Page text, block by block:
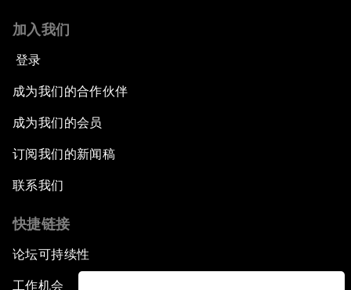
加入我们
登录
成为我们的合作伙伴
成为我们的会员
订阅我们的新闻稿
联系我们
快捷链接
论坛可持续性
工作机会